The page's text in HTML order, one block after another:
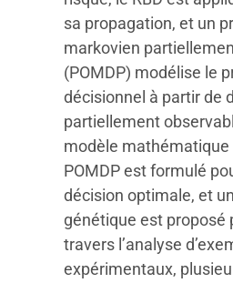
sa propagation, et un
markovien
(POMDP) modélise le
décisionnel à partir de
partiellement
modèle mathématique
POMDP est formulé
décision optimale, et
génétique est proposé
travers l’analyse
expérimentaux,